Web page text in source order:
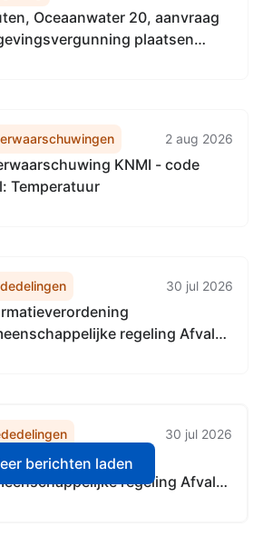
Oceaanwater 20, aanvraag
plaatsen
2 aug 2026
KNMI - code
Temperatuur
30 jul 2026
regeling Afval
30 jul 2026
regeling Afval
berichten laden